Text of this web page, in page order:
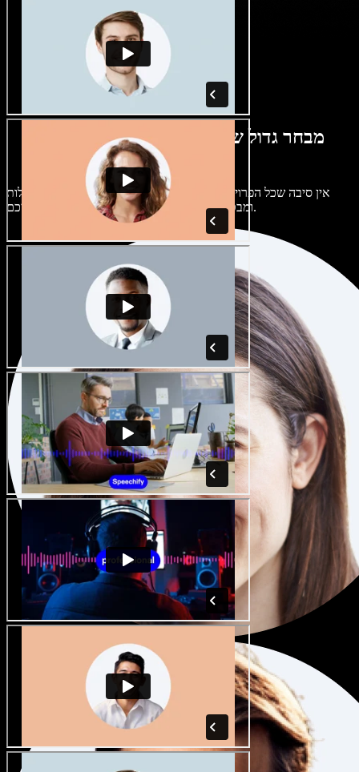
מבחר גדול של קולות נשים וגברים במגוון
מבטאים
אין סיבה שכל הפרויקטים יישמעו אותו דבר. בחרו מתוך מאות קולות
ומבטאים של בינה מלאכותית והתאימו אותם אליכם.